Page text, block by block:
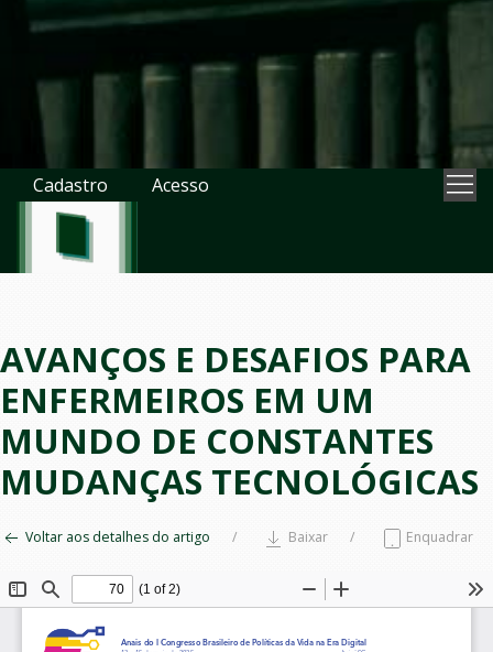
Cadastro Acesso
AVANÇOS E DESAFIOS PARA
ENFERMEIROS EM UM
MUNDO DE CONSTANTES
MUDANÇAS TECNOLÓGICAS
Voltar aos detalhes do artigo Baixar Enquadrar